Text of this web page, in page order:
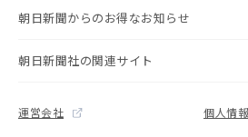
朝日新聞からのお得なお知らせ
朝日新聞社の関連サイト
運営会社 個人情